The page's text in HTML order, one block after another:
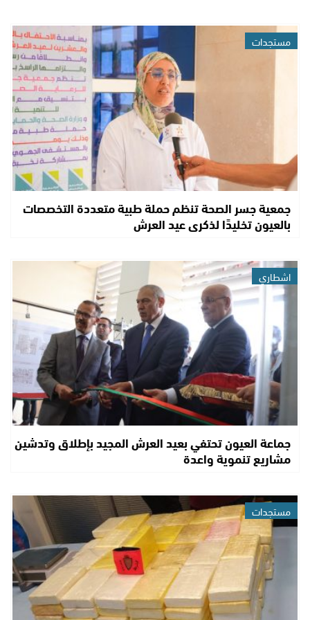
مستجدات
جمعية جسر الصحة تنظم حملة طبية متعددة التخصصات
بالعيون تخليدًا لذكرى عيد العرش
اشطاري
جماعة العيون تحتفي بعيد العرش المجيد بإطلاق وتدشين
مشاريع تنموية واعدة
مستجدات